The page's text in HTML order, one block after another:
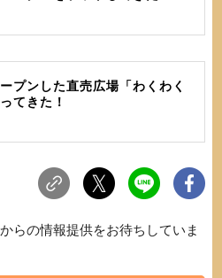
プンした直売広場「わくわく
てきた！
らの情報提供をお待ちしていま